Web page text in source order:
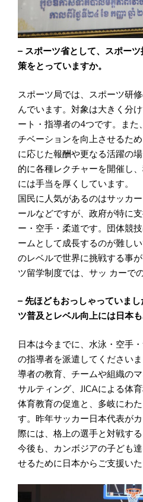
– スポーツ省として、スポー
策をとっていますか。
スポーツ局では、スポーツ研
んでいます。対象は大きく分
ート・指導者の4つです。ま
チベーションを向上させるた
に応じた報酬や更なる活躍の
的に各種レクチャーを開催し
には手当を厚くしています。
国民に人気があるのはサッカ
ールなどですが、政府が特に
ー・空手・柔道です。団体競
ームとして成長するのが難し
のレベルで世界に挑戦する事
ツ留学制度では、サッ カーで
– 先ほどもおっしゃっていま
ツ普及とレベル向上には日本
日本は今までに、水泳・空手
の指導者を派遣してください
導者の教育、チームや組織の
サルティング、JICAによる体
体育教育の促進と、多岐にわ
す。昨年サッカー日本代表が
際には、格上の選手と対戦す
今後も、カンボジアの子ども
せるために日本からご支援いた